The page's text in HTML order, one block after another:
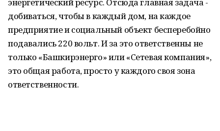
добиваться, чтобы в каждый дом, на каждое
предприятие и социальный объект бесперебойно
подавались 220 вольт. И за это ответственны не
только «Башкирэнерго» или «Сетевая компания»,
это общая работа, просто у каждого своя зона
ответственности.